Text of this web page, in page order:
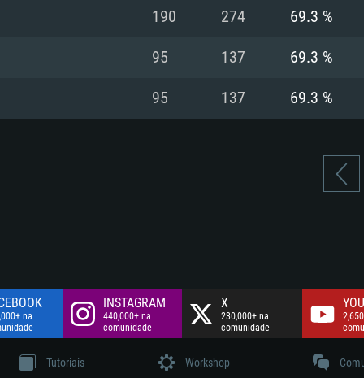
Disco: 60,2 GB
Network:
Disco: 60,2 GB
190 274 69.3 %
95 137 69.3 %
95 137 69.3 %
na
INSTAGRAM
440,000+ na
comunidade
X
230,000+ na
comunidade
Tutoriais
Workshop